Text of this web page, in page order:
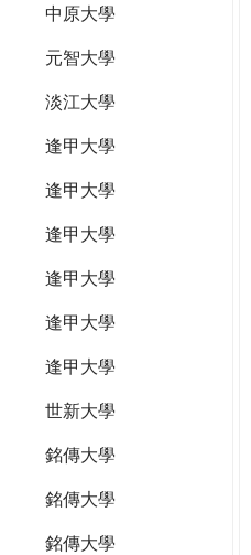
中原大學
元智大學
淡江大學
逢甲大學
逢甲大學
逢甲大學
逢甲大學
逢甲大學
逢甲大學
世新大學
銘傳大學
銘傳大學
銘傳大學